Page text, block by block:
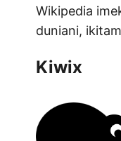
Wikipedia
duniani,
Kiwix